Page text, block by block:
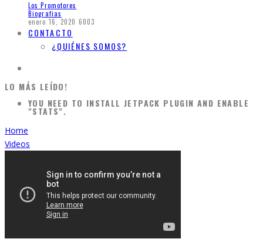
Los Promotores
Biografias
enero 16, 2020 6003
CONTACTO
¿QUIÉNES SOMOS?
LO MÁS LEÍDO!
YOU NEED TO INSTALL JETPACK PLUGIN AND ENABLE
"STATS".
Home
Videos